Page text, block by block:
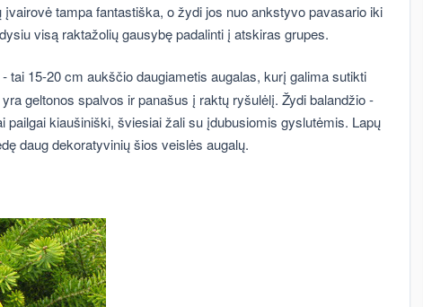
tampa fantastiška, o žydi jos nuo ankstyvo pavasario iki
visą raktažolių gausybę padalinti į atskiras grupes.
tai 15-20 cm aukščio daugiametis augalas, kurį galima sutikti
geltonos spalvos ir panašus į raktų ryšulėlį. Žydi balandžio -
kiaušiniški, šviesiai žali su įdubusiomis gyslutėmis. Lapų
daug dekoratyvinių šios veislės augalų.